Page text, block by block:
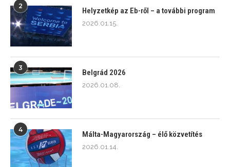
2
Helyzetkép az Eb-ről – a további program
2026.01.15.
3
Belgrád 2026
2026.01.08.
4
Málta-Magyarország – élő közvetítés
2026.01.14.